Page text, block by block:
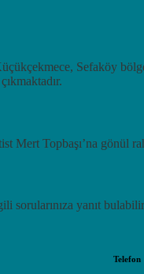
Sefaköy
Mert Topbaşı’na gönül
sorularınıza yanıt
Telefon